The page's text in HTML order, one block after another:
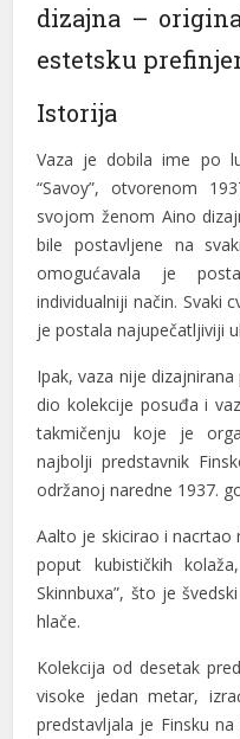
dizajna –
estetsku
Istorija
Vaza je dobila ime po
“Savoy”, otvorenom
svojom ženom Aino
bile postavljene na
omogućavala je
individualniji način. Svaki
je postala najupečatljiviji
Ipak, vaza nije
dio kolekcije posuđa i
takmičenju koje je
najbolji predstavnik
održanoj naredne 1937.
Aalto je skicirao i nacrtao
poput kubističkih
Skinnbuxa”, što je
hlače.
Kolekcija od desetak
visoke jedan metar,
predstavljala je Finsku